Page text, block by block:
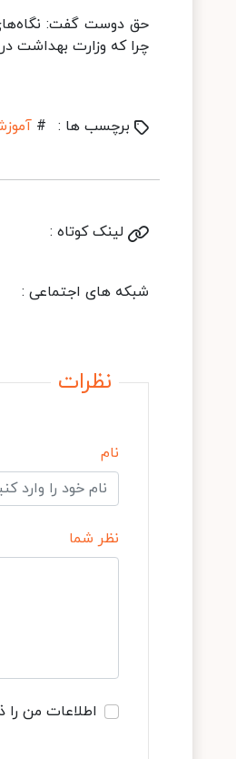
حق دوست گفت:
چرا که وزارت بهداشت
برچسب ها : #
لینک کوتاه :
شبکه های اجتماعی :
نظرات
نام
نظر شما
اطلاعات من را